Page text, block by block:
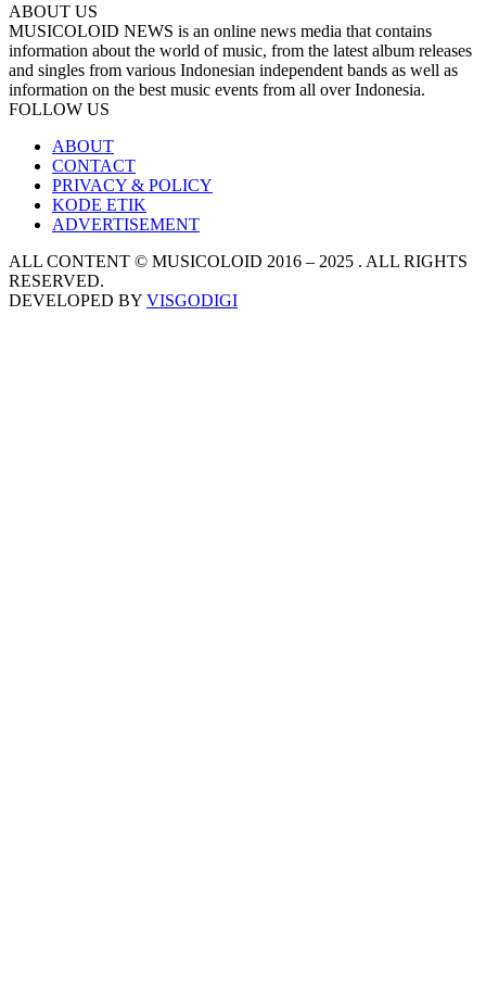
ABOUT US
MUSICOLOID NEWS is an online news media that contains
information about the world of music, from the latest album releases
and singles from various Indonesian independent bands as well as
information on the best music events from all over Indonesia.
FOLLOW US
ABOUT
CONTACT
PRIVACY & POLICY
KODE ETIK
ADVERTISEMENT
ALL CONTENT © MUSICOLOID 2016 – 2025 . ALL RIGHTS
RESERVED.
DEVELOPED BY VISGODIGI